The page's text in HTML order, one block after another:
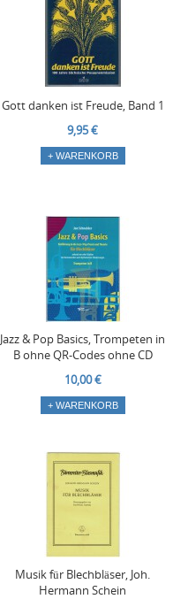
Gott danken ist Freude, Band 1
9,95 €
+ WARENKORB
Jazz & Pop Basics, Trompeten in
B ohne QR-Codes ohne CD
10,00 €
+ WARENKORB
Musik für Blechbläser, Joh.
Hermann Schein